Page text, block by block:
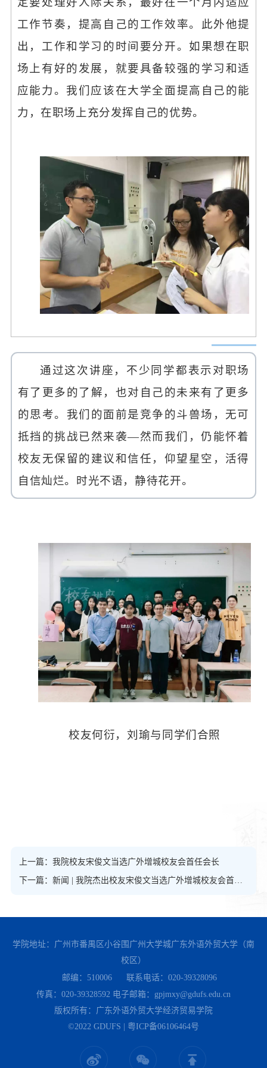
工作节奏，提高自己的工作效率。此外他提
出，工作和学习的时间要分开。如果想在职
场上有好的发展，就要具备较强的学习和适
应能力。我们应该在大学全面提高自己的能
力，在职场上充分发挥自己的优势。
通过这次讲座，不少同学都表示对职场
有了更多的了解，也对自己的未来有了更多
的思考。我们的面前是竞争的斗兽场，无可
抵挡的挑战已然来袭—然而我们，仍能怀着
校友无保留的建议和信任，仰望星空，活得
自信灿烂。时光不语，静待花开。
校友何衍，刘瑜与同学们合照
上一篇：我院校友宋俊文当选广外增城校友会首任会长
下一篇：新闻 | 我院杰出校友宋俊文当选广外增城校友会首任会长
学院地址：广州市番禺区小谷围广州大学城广东外语外贸大学（南
校区）
邮编：510006
联系电话：020-39328096
传真：020-39328592 电子邮箱：gpjmxy@gdufs.edu.cn
版权所有：广东外语外贸大学经济贸易学院
©2022 GDUFS | 粤ICP备06106464号